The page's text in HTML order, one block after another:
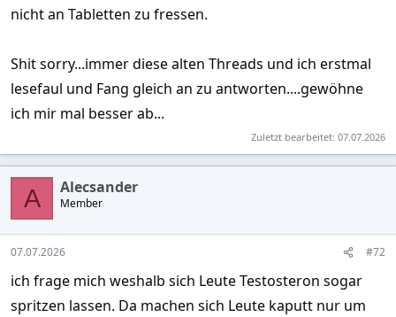
nicht an Tabletten zu fressen.
Shit sorry...immer diese alten Threads und ich erstmal
lesefaul und Fang gleich an zu antworten....gewöhne
ich mir mal besser ab...
Zuletzt bearbeitet: 07.07.2026
A Alecsander
Member
07.07.2026 #72
ich frage mich weshalb sich Leute Testosteron sogar
spritzen lassen. Da machen sich Leute kaputt nur um